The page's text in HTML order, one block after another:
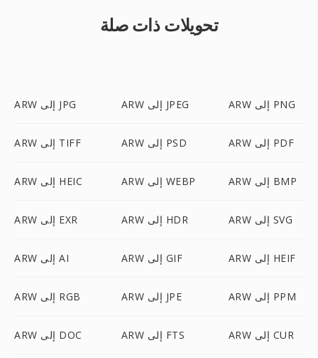
تحويلات ذات صلة
ARW إلى JPG ARW إلى JPEG ARW إلى PNG
ARW إلى TIFF ARW إلى PSD ARW إلى PDF
ARW إلى HEIC ARW إلى WEBP ARW إلى BMP
ARW إلى EXR ARW إلى HDR ARW إلى SVG
ARW إلى AI ARW إلى GIF ARW إلى HEIF
ARW إلى RGB ARW إلى JPE ARW إلى PPM
ARW إلى DOC ARW إلى FTS ARW إلى CUR